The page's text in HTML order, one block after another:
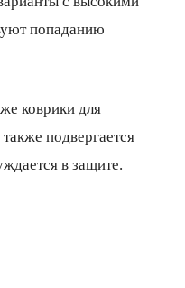
попаданию
коврики для
подвергается
в защите.